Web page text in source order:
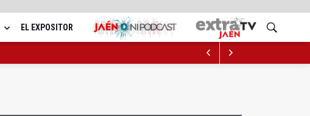
EL EXPOSITOR